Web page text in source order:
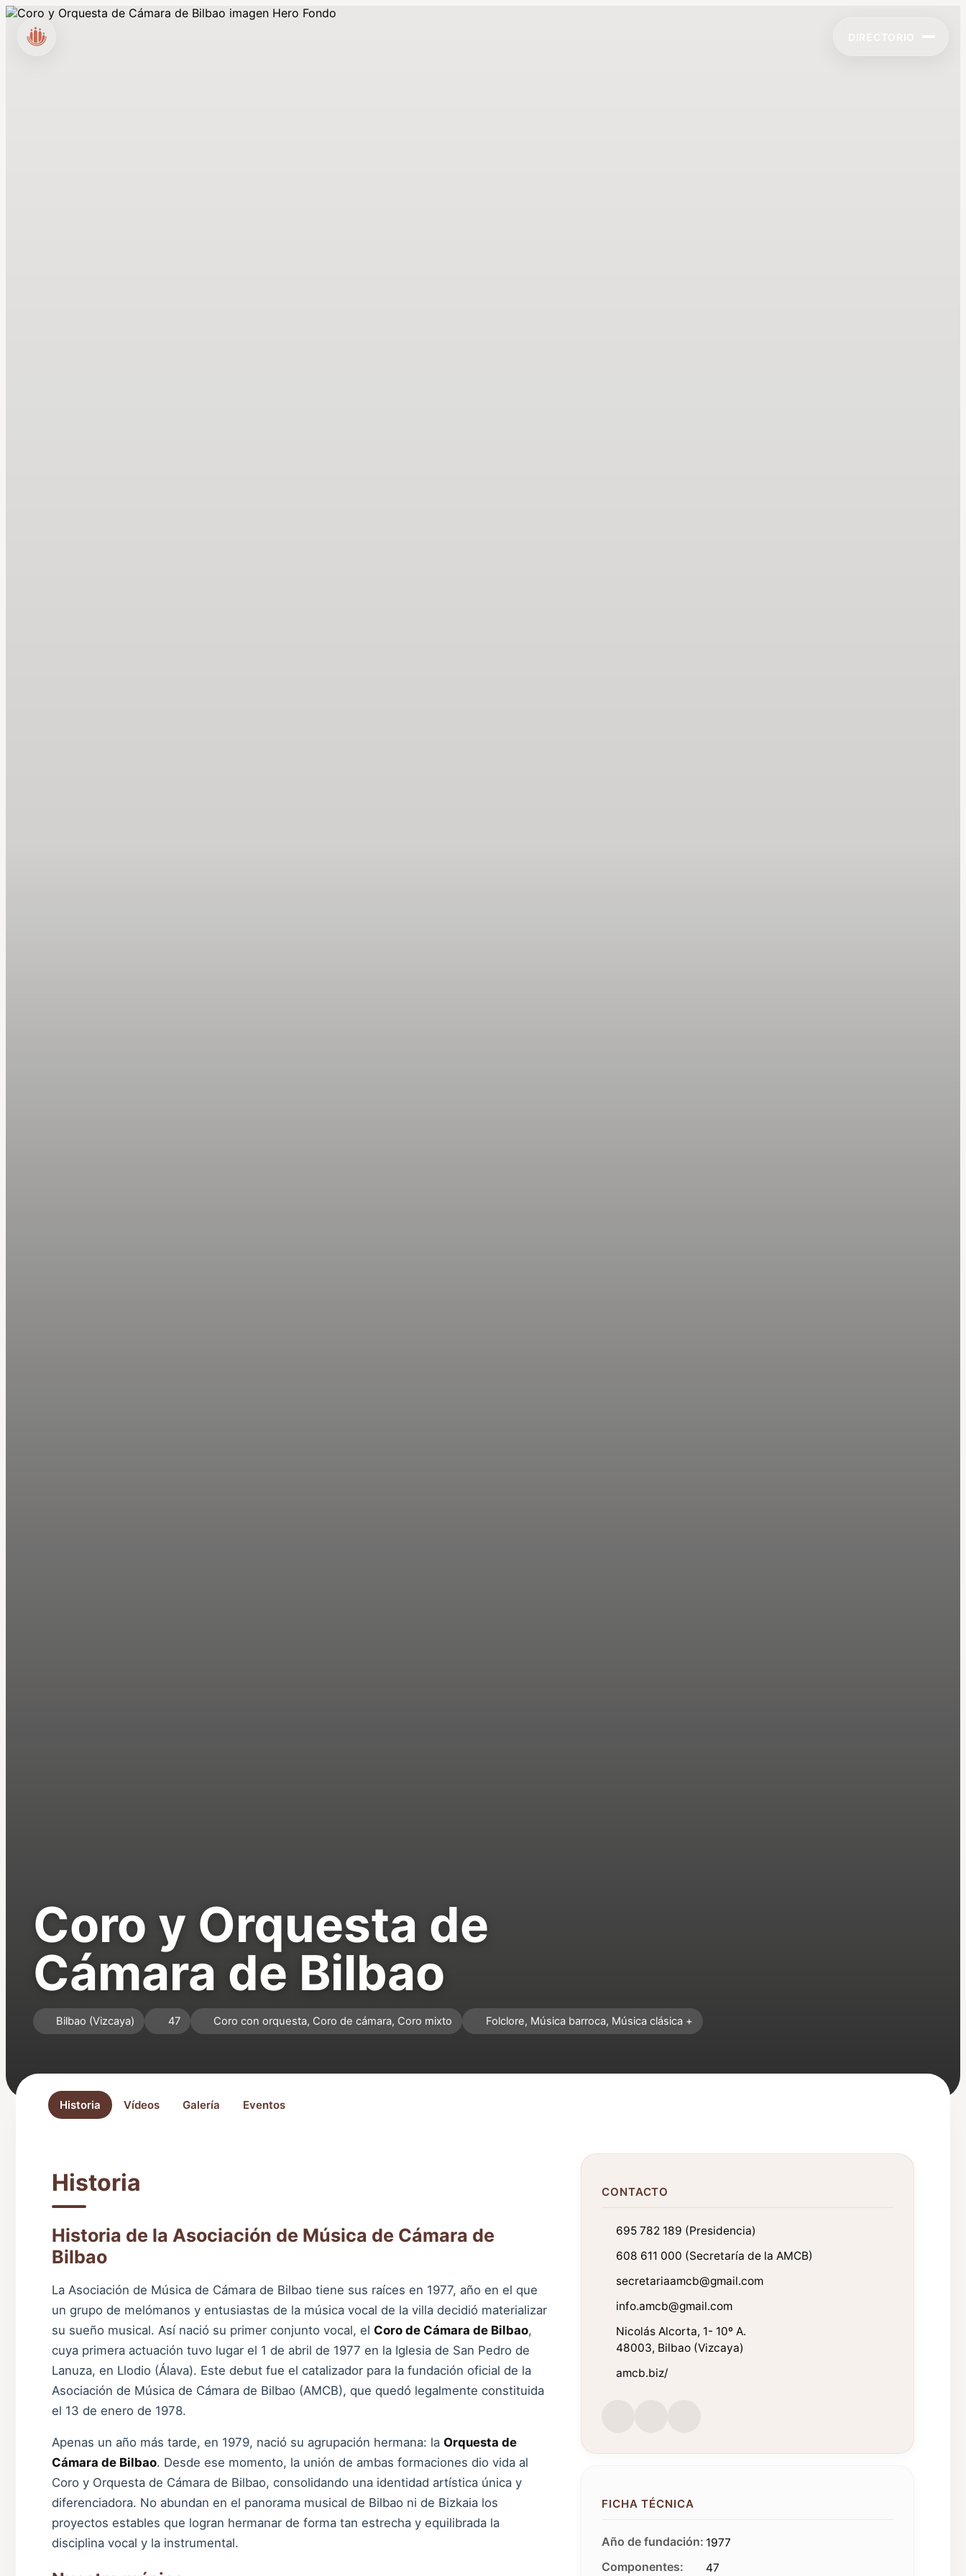
Coro y Orquesta de
Cámara de Bilbao
Bilbao (Vizcaya) 47 Coro con orquesta, Coro de cámara, Coro mixto Folclore, Música barroca, Música clásica +
Historia Vídeos Galería Eventos
Historia
Historia de la Asociación de Música de Cámara de
Bilbao
La Asociación de Música de Cámara de Bilbao tiene sus raíces en 1977, año en el que
un grupo de melómanos y entusiastas de la música vocal de la villa decidió materializar
su sueño musical. Así nació su primer conjunto vocal, el Coro de Cámara de Bilbao,
cuya primera actuación tuvo lugar el 1 de abril de 1977 en la Iglesia de San Pedro de
Lanuza, en Llodio (Álava). Este debut fue el catalizador para la fundación oficial de la
Asociación de Música de Cámara de Bilbao (AMCB), que quedó legalmente constituida
el 13 de enero de 1978.
Apenas un año más tarde, en 1979, nació su agrupación hermana: la Orquesta de
Cámara de Bilbao. Desde ese momento, la unión de ambas formaciones dio vida al
Coro y Orquesta de Cámara de Bilbao, consolidando una identidad artística única y
diferenciadora. No abundan en el panorama musical de Bilbao ni de Bizkaia los
proyectos estables que logran hermanar de forma tan estrecha y equilibrada la
disciplina vocal y la instrumental.
CONTACTO
695 782 189 (Presidencia)
608 611 000 (Secretaría de la AMCB)
secretariaamcb@gmail.com
info.amcb@gmail.com
Nicolás Alcorta, 1- 10º A.
48003, Bilbao (Vizcaya)
amcb.biz/
FICHA TÉCNICA
Año de fundación: 1977
Componentes: 47